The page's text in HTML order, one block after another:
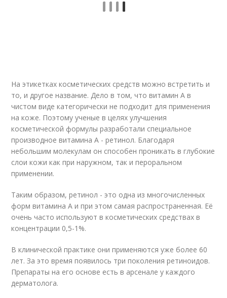
На этикетках косметических средств можно встретить и
то, и другое название. Дело в том, что витамин A в
чистом виде категорически не подходит для применения
на коже. Поэтому ученые в целях улучшения
косметической формулы разработали специальное
производное витамина А - ретинол. Благодаря
небольшим молекулам он способен проникать в глубокие
слои кожи как при наружном, так и пероральном
применении.
Таким образом, ретинол - это одна из многочисленных
форм витамина А и при этом самая распространенная. Её
очень часто используют в косметических средствах в
концентрации 0,5-1%.
В клинической практике они применяются уже более 60
лет. За это время появилось три поколения ретиноидов.
Препараты на его основе есть в арсенале у каждого
дерматолога.